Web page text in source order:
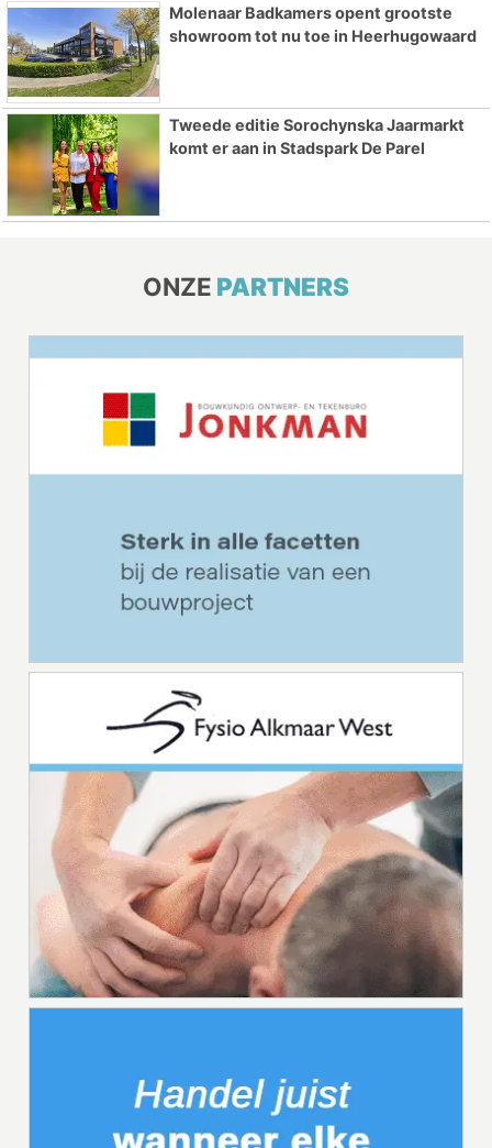
Molenaar Badkamers opent grootste
showroom tot nu toe in Heerhugowaard
Tweede editie Sorochynska Jaarmarkt
komt er aan in Stadspark De Parel
ONZE PARTNERS